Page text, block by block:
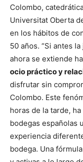
Colombo,
Universitat Oberta
en los hábitos de
50 años. “Si antes
ahora se extiende
ocio práctico y
disfrutar sin
Colombo. Este
horas de la tarde,
bodegas españolas
experiencia
bodega. Una